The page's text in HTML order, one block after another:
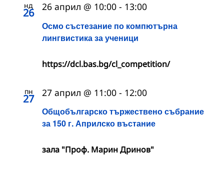
нд
26
Осмо състезание по компютърна
лингвистика за ученици
26 април @ 10:00 - 13:00
https://dcl.bas.bg/cl_competition/
пн
27
Общобългарско тържествено събрание
за 150 г. Априлско въстание
27 април @ 11:00 - 12:00
зала "Проф. Марин Дринов"